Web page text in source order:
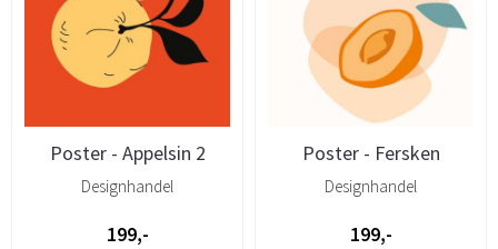
Poster - Appelsin 2
Designhandel
199,-
Poster - Fersken
Designhandel
199,-